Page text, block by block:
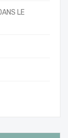
LE